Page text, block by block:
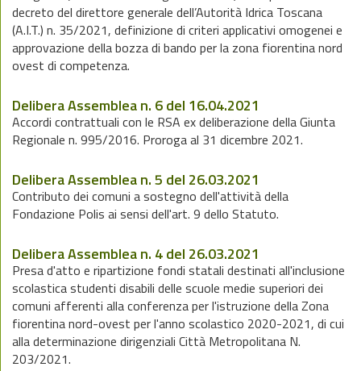
decreto del direttore generale dell’Autorità Idrica Toscana
(A.I.T.) n. 35/2021, definizione di criteri applicativi omogenei e
approvazione della bozza di bando per la zona fiorentina nord
ovest di competenza.
Delibera Assemblea n. 6 del 16.04.2021
Accordi contrattuali con le RSA ex deliberazione della Giunta
Regionale n. 995/2016. Proroga al 31 dicembre 2021.
Delibera Assemblea n. 5 del 26.03.2021
Contributo dei comuni a sostegno dell'attività della
Fondazione Polis ai sensi dell'art. 9 dello Statuto.
Delibera Assemblea n. 4 del 26.03.2021
Presa d'atto e ripartizione fondi statali destinati all'inclusione
scolastica studenti disabili delle scuole medie superiori dei
comuni afferenti alla conferenza per l'istruzione della Zona
fiorentina nord-ovest per l'anno scolastico 2020-2021, di cui
alla determinazione dirigenziali Città Metropolitana N.
203/2021.